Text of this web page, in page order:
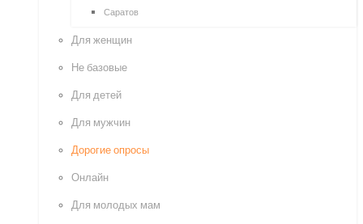
Саратов
Для женщин
Не базовые
Для детей
Для мужчин
Дорогие опросы
Онлайн
Для молодых мам